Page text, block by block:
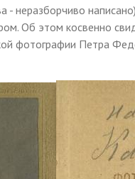
неразборчиво
Об этом косвенно
фотографии Петра